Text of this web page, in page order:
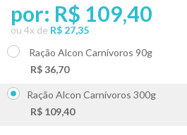
por: R$ 109,40
ou 4x de R$ 27,35
Ração Alcon Carnívoros 90g
R$ 36,70
Ração Alcon Carnívoros 300g
R$ 109,40